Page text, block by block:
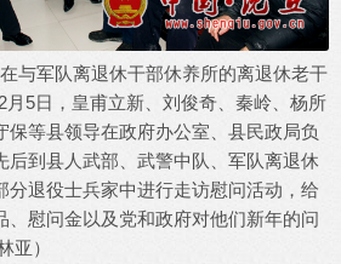
队离退休干部休养所的离退休老干
5日，皇甫立新、刘俊奇、秦岭、杨所
保等县领导在政府办公室、县民政局负
后到县人武部、武警中队、军队离退休
分退役士兵家中进行走访慰问活动，给
、慰问金以及党和政府对他们新年的问
亚）